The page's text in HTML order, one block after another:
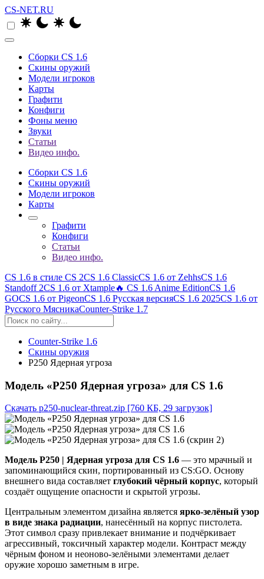
CS-NET.RU
Сборки CS 1.6
Скины оружий
Модели игроков
Карты
Графити
Конфиги
Фоны меню
Звуки
Статьи
Видео инфо.
Сборки CS 1.6
Скины оружий
Модели игроков
Карты
Графити
Конфиги
Статьи
Видео инфо.
CS 1.6 в стиле CS 2CS 1.6 ClassicCS 1.6 от ZehhsCS 1.6
Standoff 2CS 1.6 от Xtample🔥 CS 1.6 Anime EditionCS 1.6
GOCS 1.6 от PigeonCS 1.6 Русская версияCS 1.6 2025CS 1.6 от
Русского МясникаCounter-Strike 1.7
Counter-Strike 1.6
Скины оружия
P250 Ядерная угроза
Модель «P250 Ядерная угроза» для CS 1.6
Скачать p250-nuclear-threat.zip [760 КБ, 29 загрузок]
Модель P250 | Ядерная угроза для CS 1.6 — это мрачный и
запоминающийся скин, портированный из CS:GO. Основу
внешнего вида составляет глубокий чёрный корпус, который
создаёт ощущение опасности и скрытой угрозы.
Центральным элементом дизайна является ярко-зелёный узор
в виде знака радиации, нанесённый на корпус пистолета.
Этот символ сразу привлекает внимание и подчёркивает
агрессивный, токсичный характер модели. Контраст между
чёрным фоном и неоново-зелёными элементами делает
оружие хорошо заметным в игре.